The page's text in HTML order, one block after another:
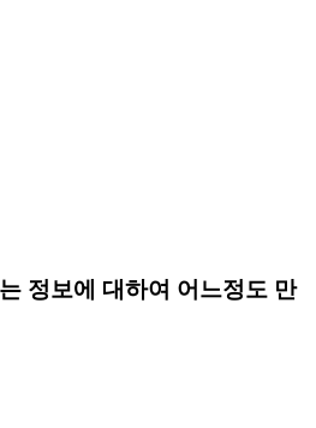
정보에 대하여 어느정도 만